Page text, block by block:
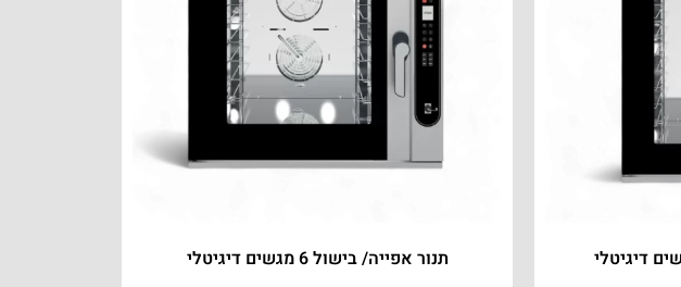
תנור אפייה/ בישול 6 מגשים דיגיטלי